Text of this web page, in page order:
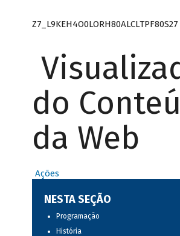
Z7_L9KEH4O0LORH80ALCLTPF80S27
do
da Web
Ações
NESTA SEÇÃO
Programação
História